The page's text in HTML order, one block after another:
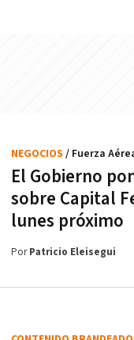
El Gobierno
sobre Capital
lunes próximo
NEGOCIOS / Fuerza
PorPatricio Eleisegui